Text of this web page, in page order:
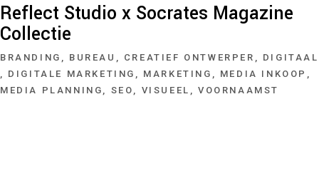
Reflect Studio x Socrates Magazine
Collectie
BRANDING BUREAU CREATIEF ONTWERPER
DIGITAAL
DIGITALE MARKETING
MARKETING
MEDIA INKOOP
MEDIA PLANNING
SEO VISUEEL VOORNAAMST